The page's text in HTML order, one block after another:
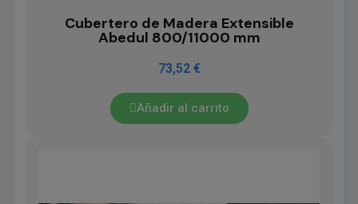
Cubertero de Madera Extensible
Abedul 800/11000 mm
73,52 €
Añadir al carrito